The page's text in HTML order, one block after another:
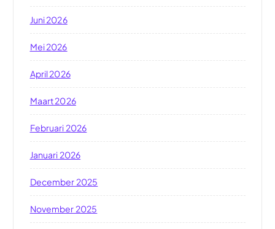
Juni 2026
Mei 2026
April 2026
Maart 2026
Februari 2026
Januari 2026
December 2025
November 2025